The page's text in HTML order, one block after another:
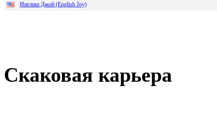
Инглиш Джой (English Joy)
Скаковая карьера